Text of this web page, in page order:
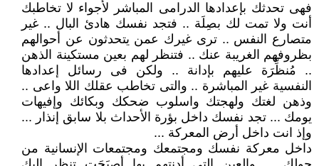
فهى تحدثك بإعدادها الدرامى المباشر لأجواء لا تخاطبك
أنت ولا تمت لك بصِلَة .. فتجد نفسك هادئ البال .. غير
متصارع النفس .. ترى غيرك عمن يتحدثون عن أحوالهم
بظروفهم الغريبة عنك .. فتنظر لهم بعين مستكينة الذهن
.. مُنظِّرَة عليهم بإدانة .. ولكن فى رسائل إعدادها
النفسية غير المباشرة .. والتى تخاطب عقلك اللا واعى ..
وذهن لغتك ولهجتك واسلوب ضحكك وبكائك وإفيهات
يومك ... تجد نفسك داخل بؤرة الأحداث بلا سابق إنذار ...
وإذ انت داخل أرض المعركة ...
داخل معركة نفسك ومجتمعك ومجتمعات الإنسانية من